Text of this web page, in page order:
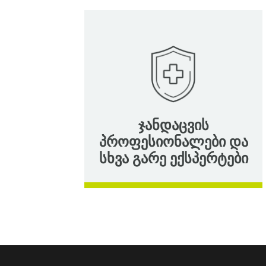
ჯანდაცვის
პროფესიონალები და
სხვა გარე ექსპერტები